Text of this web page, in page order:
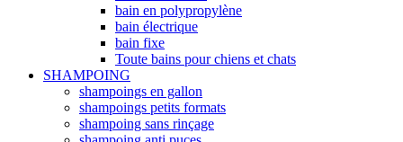
bain en polypropylène
bain électrique
bain fixe
Toute bains pour chiens et chats
SHAMPOING
shampoings en gallon
shampoings petits formats
shampoing sans rinçage